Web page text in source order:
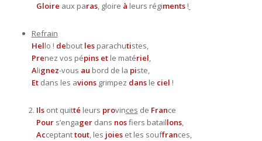
Gloire aux paras, gloire à leurs régiments !
Refrain
Hello ! debout les parachutistes,
Prenez vos pépins et le matériel,
Alignez-vous au bord de la piste,
Et dans les avions grimpez dans le ciel !
Ils ont quitté leurs provinces de France
Pour s’engager dans nosfiers bataillons,
Acceptanttout, les joies et les souffrances,